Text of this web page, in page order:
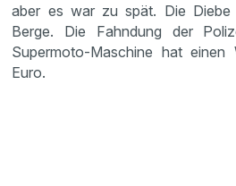
aber es war zu spät. Die Diebe
Berge. Die Fahndung der
Supermoto-Maschine hat
Euro.